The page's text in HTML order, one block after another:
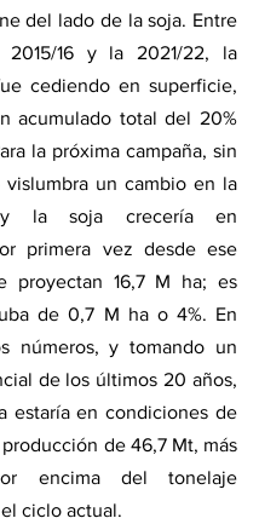
del lado de la soja. Entre
2015/16 y la 2021/22, la
cediendo en superficie,
acumulado total del 20%
la próxima campaña, sin
vislumbra un cambio en la
y la soja crecería en
primera vez desde ese
proyectan 16,7 M ha; es
de 0,7 M ha o 4%. En
números, y tomando un
de los últimos 20 años,
estaría en condiciones de
de 46,7 Mt, más
encima del tonelaje
ciclo actual.